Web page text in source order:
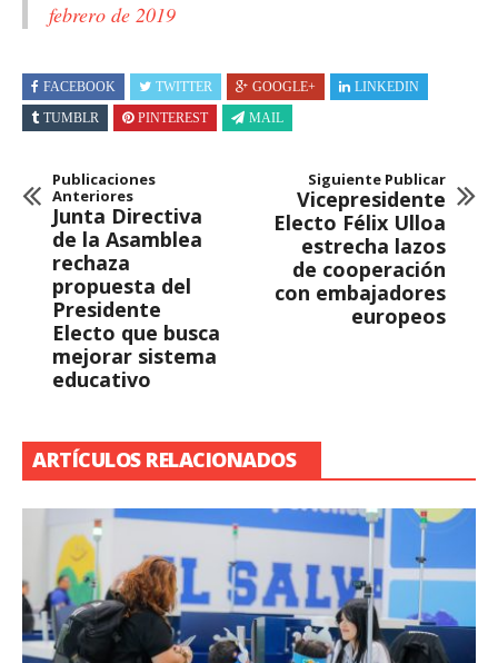
febrero de 2019
FACEBOOK TWITTER GOOGLE+
LINKEDIN
TUMBLR
PINTEREST MAIL
Publicaciones
Anteriores
Junta Directiva
de la Asamblea
rechaza
propuesta del
Presidente
Electo que busca
mejorar sistema
educativo
Siguiente Publicar
Vicepresidente
Electo Félix Ulloa
estrecha lazos
de cooperación
con embajadores
europeos
ARTÍCULOS RELACIONADOS